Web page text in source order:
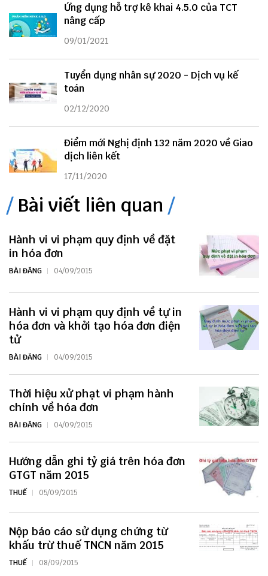
Ứng dụng hỗ trợ kê khai 4.5.0 của TCT
nâng cấp
09/01/2021
Tuyển dụng nhân sự 2020 - Dịch vụ kế
toán
02/12/2020
Điểm mới Nghị định 132 năm 2020 về Giao
dịch liên kết
17/11/2020
Bài viết liên quan
Hành vi vi phạm quy định về đặt
in hóa đơn
BÀI ĐĂNG 04/09/2015
Hành vi vi phạm quy định về tự in
hóa đơn và khởi tạo hóa đơn điện
tử
BÀI ĐĂNG 04/09/2015
Thời hiệu xử phạt vi phạm hành
chính về hóa đơn
BÀI ĐĂNG 04/09/2015
Hướng dẫn ghi tỷ giá trên hóa đơn
GTGT năm 2015
THUẾ 05/09/2015
Nộp báo cáo sử dụng chứng từ
khấu trừ thuế TNCN năm 2015
THUẾ 08/09/2015